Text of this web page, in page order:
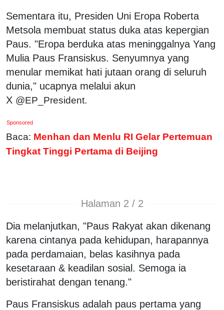
Sementara itu, Presiden Uni Eropa Roberta
Metsola membuat status duka atas kepergian
Paus. "Eropa berduka atas meninggalnya Yang
Mulia Paus Fransiskus. Senyumnya yang
menular memikat hati jutaan orang di seluruh
dunia," ucapnya melalui akun
X @EP_President.
Sponsored
Baca: Menhan dan Menlu RI Gelar Pertemuan
Tingkat Tinggi Pertama di Beijing
Halaman 2 / 2
Dia melanjutkan, "Paus Rakyat akan dikenang
karena cintanya pada kehidupan, harapannya
pada perdamaian, belas kasihnya pada
kesetaraan & keadilan sosial. Semoga ia
beristirahat dengan tenang."
Paus Fransiskus adalah paus pertama yang